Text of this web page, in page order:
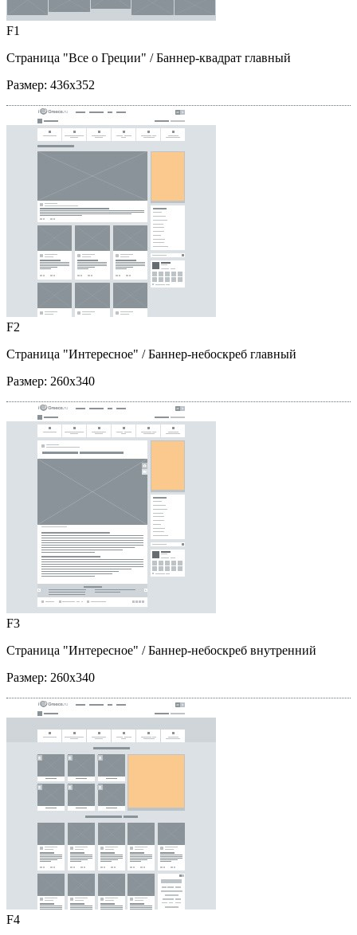
F1
Страница "Все о Греции" / Баннер-квадрат главный
Размер: 436x352
F2
Страница "Интересное" / Баннер-небоскреб главный
Размер: 260x340
F3
Страница "Интересное" / Баннер-небоскреб внутренний
Размер: 260x340
F4